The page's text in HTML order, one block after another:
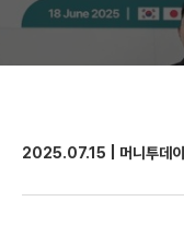
2025.07.15 | 머니투데이